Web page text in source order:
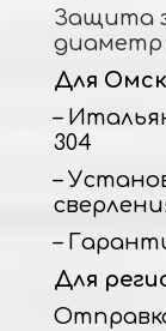
Защита
диаметр
Для
–
304
–
–
Для